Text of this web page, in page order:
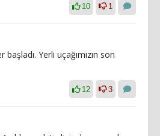
10 1
Yerli uçağımızın son
12 3